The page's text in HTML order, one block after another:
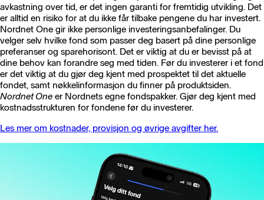
avkastning over tid, er det ingen garanti for fremtidig utvikling. Det
er alltid en risiko for at du ikke får tilbake pengene du har investert.
Nordnet One gir ikke personlige investeringsanbefalinger. Du
velger selv hvilke fond som passer deg basert på dine personlige
preferanser og sparehorisont. Det er viktig at du er bevisst på at
dine behov kan forandre seg med tiden. Før du investerer i et fond
er det viktig at du gjør deg kjent med prospektet til det aktuelle
fondet, samt nøkkelinformasjon du finner på produktsiden.
Nordnet One er Nordnets egne fondspakker. Gjør deg kjent med
kostnadsstrukturen for fondene før du investerer.
Les mer om kostnader, provisjon og øvrige avgifter her.